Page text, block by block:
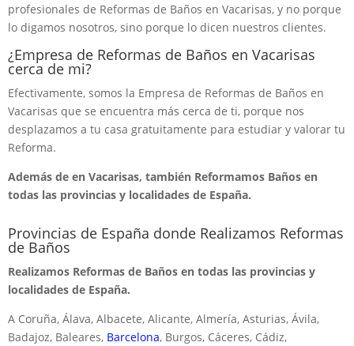
profesionales de Reformas de Baños en Vacarisas, y no porque
lo digamos nosotros, sino porque lo dicen nuestros clientes.
¿Empresa de Reformas de Baños en Vacarisas
cerca de mi?
Efectivamente, somos la Empresa de Reformas de Baños en
Vacarisas que se encuentra más cerca de ti, porque nos
desplazamos a tu casa gratuitamente para estudiar y valorar tu
Reforma.
Además de en Vacarisas, también Reformamos Baños en
todas las provincias y localidades de España.
Provincias de España donde Realizamos Reformas
de Baños
Realizamos Reformas de Baños en todas las provincias y
localidades de España.
A Coruña, Álava, Albacete, Alicante, Almería, Asturias, Ávila,
Badajoz, Baleares, Barcelona, Burgos, Cáceres, Cádiz,